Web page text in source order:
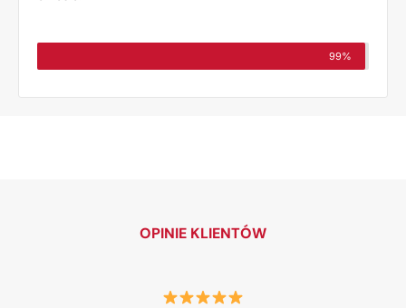
99%
OPINIE KLIENTÓW